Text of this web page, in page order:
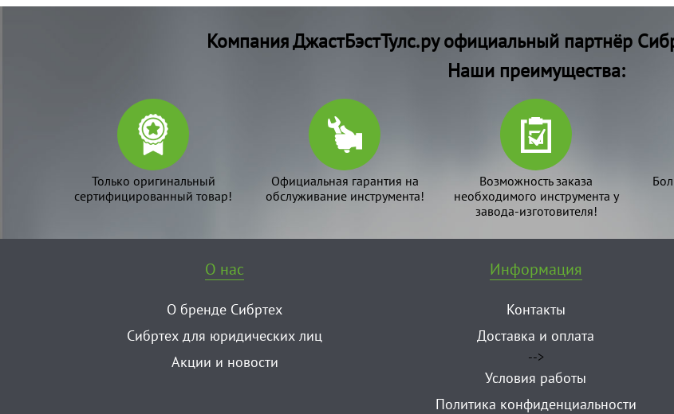
Компания ДжастБэстТулс.ру официальный партнёр
Наши преимущества:
Только оригинальный
сертифицированный товар!
Официальная гарантия на
обслуживание инструмента!
Возможность заказа
необходимого инструмента у
завода-изготовителя!
О нас
О бренде Сибртех
Сибртех для юридических лиц
Акции и новости
Информация
Контакты
Доставка и оплата
-->
Условия работы
Политика конфиденциальности